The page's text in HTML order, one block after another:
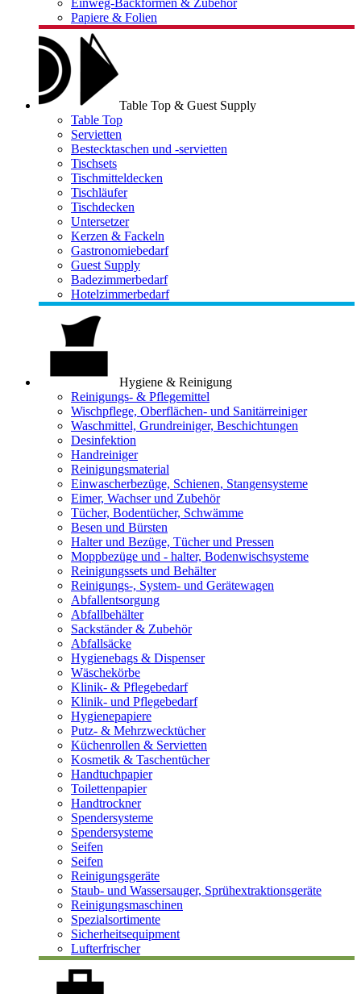
Einweg-Backformen & Zubehör
Papiere & Folien
Table Top & Guest Supply
Table Top
Servietten
Bestecktaschen und -servietten
Tischsets
Tischmitteldecken
Tischläufer
Tischdecken
Untersetzer
Kerzen & Fackeln
Gastronomiebedarf
Guest Supply
Badezimmerbedarf
Hotelzimmerbedarf
Hygiene & Reinigung
Reinigungs- & Pflegemittel
Wischpflege, Oberflächen- und Sanitärreiniger
Waschmittel, Grundreiniger, Beschichtungen
Desinfektion
Handreiniger
Reinigungsmaterial
Einwascherbezüge, Schienen, Stangensysteme
Eimer, Wachser und Zubehör
Tücher, Bodentücher, Schwämme
Besen und Bürsten
Halter und Bezüge, Tücher und Pressen
Moppbezüge und - halter, Bodenwischsysteme
Reinigungssets und Behälter
Reinigungs-, System- und Gerätewagen
Abfallentsorgung
Abfallbehälter
Sackständer & Zubehör
Abfallsäcke
Hygienebags & Dispenser
Wäschekörbe
Klinik- & Pflegebedarf
Klinik- und Pflegebedarf
Hygienepapiere
Putz- & Mehrzwecktücher
Küchenrollen & Servietten
Kosmetik & Taschentücher
Handtuchpapier
Toilettenpapier
Handtrockner
Spendersysteme
Spendersysteme
Seifen
Seifen
Reinigungsgeräte
Staub- und Wassersauger, Sprühextraktionsgeräte
Reinigungsmaschinen
Spezialsortimente
Sicherheitsequipment
Lufterfrischer